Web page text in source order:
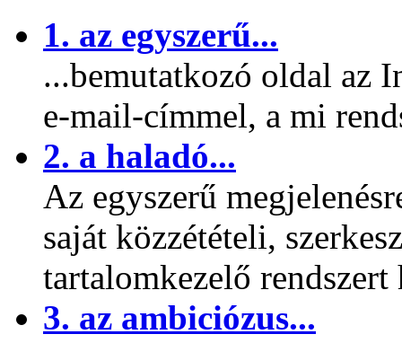
1. az egyszerű...
...bemutatkozó oldal az
e-mail-címmel, a mi
2. a haladó...
Az egyszerű
saját közzétételi,
tartalomkezelő
3. az ambiciózus...